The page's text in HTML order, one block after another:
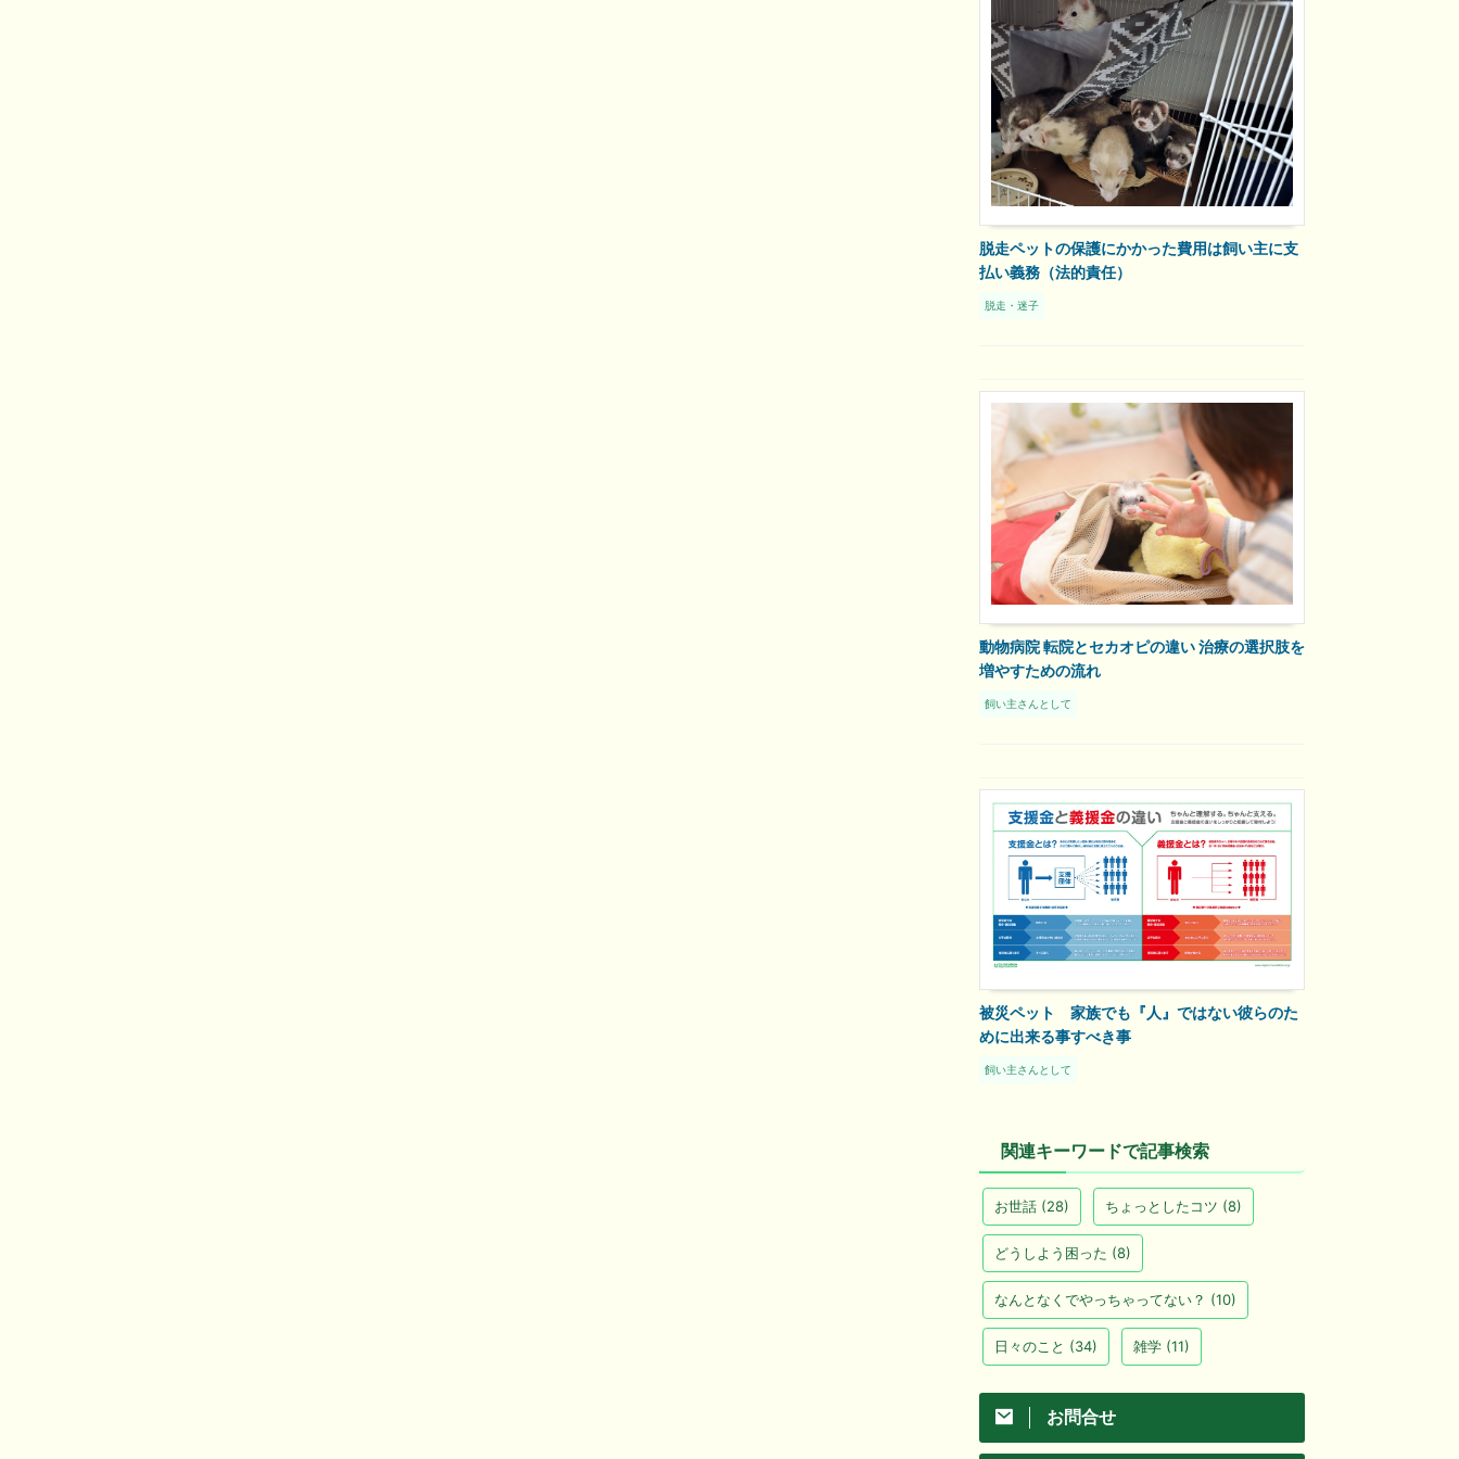
脱走ペットの保護にかかった費用は飼い主に支
払い義務（法的責任）
脱走・迷子
動物病院 転院とセカオピの違い 治療の選択肢を
増やすための流れ
飼い主さんとして
被災ペット 家族でも『人』ではない彼らのた
めに出来る事すべき事
飼い主さんとして
関連キーワードで記事検索
お世話 (28) ちょっとしたコツ (8)
どうしよう困った (8)
なんとなくでやっちゃってない？ (10)
日々のこと (34) 雑学 (11)
お問合せ